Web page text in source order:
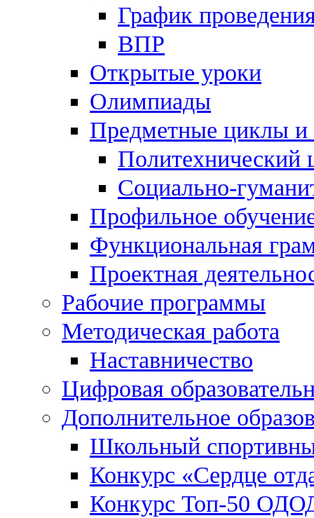
График
ВПР
Открытые уроки
Олимпиады
Предметные циклы и
Политехнический
Социально-
Профильное
Функциональная
Проектная
Рабочие программы
Методическая работа
Наставничество
Цифровая
Дополнительное
Школьный
Конкурс «Сердце
Конкурс Топ-50